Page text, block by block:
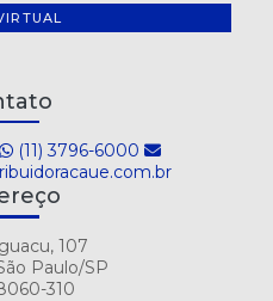
(11) 3796-6000
107
Paulo/SP
310